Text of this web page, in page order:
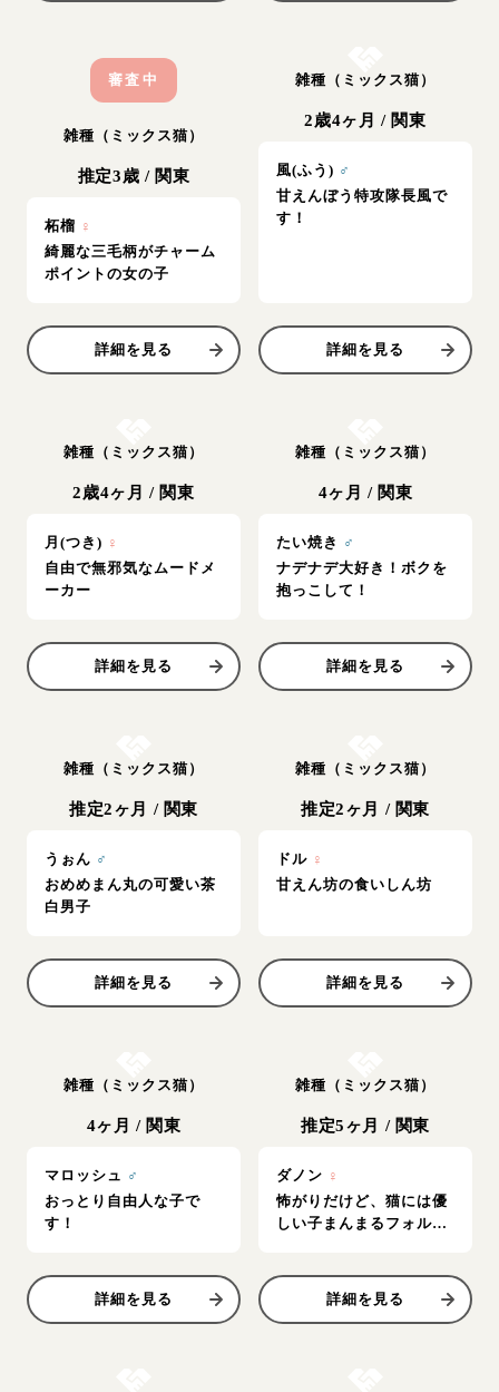
審査中
雑種（ミックス猫）
推定3歳 / 関東
柘榴 ♀
綺麗な三毛柄がチャーム
ポイントの女の子
詳細を見る
雑種（ミックス猫）
2歳4ヶ月 / 関東
風(ふう) ♂
甘えんぼう特攻隊長風で
す！
詳細を見る
雑種（ミックス猫）
2歳4ヶ月 / 関東
月(つき) ♀
自由で無邪気なムードメ
ーカー
詳細を見る
雑種（ミックス猫）
4ヶ月 / 関東
たい焼き ♂
ナデナデ大好き！ボクを
抱っこして！
詳細を見る
雑種（ミックス猫）
推定2ヶ月 / 関東
うぉん ♂
おめめまん丸の可愛い茶
白男子
詳細を見る
雑種（ミックス猫）
推定2ヶ月 / 関東
ドル ♀
甘えん坊の食いしん坊
詳細を見る
雑種（ミックス猫）
4ヶ月 / 関東
マロッシュ ♂
おっとり自由人な子で
す！
詳細を見る
雑種（ミックス猫）
推定5ヶ月 / 関東
ダノン ♀
怖がりだけど、猫には優
しい子まんまるフォルム
詳細を見る